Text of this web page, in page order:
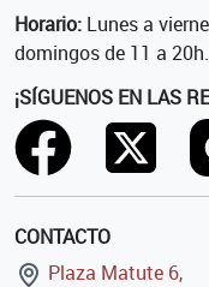
Horario: Lunes a
domingos de 11 a 20h.
¡SÍGUENOS EN LAS
CONTACTO
Plaza Matute 6,